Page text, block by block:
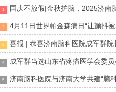
1 国庆不放假|金秋护脑，2025济南脑科
2 4月11日世界帕金森病日“让颤抖被看
3 喜报 | 恭喜济南脑科医院成军群院长
4 成军群当选山东省疼痛医学会委
5 济南脑科医院与济南大学共建“脑